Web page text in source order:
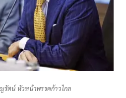
รัตน์ หัวหน้าพรรคก้าวไกล